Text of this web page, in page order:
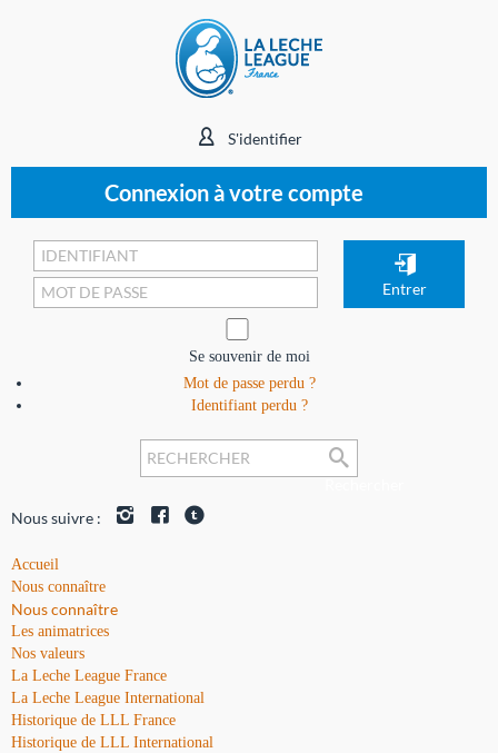
S'identifier
Connexion à votre compte
Se souvenir de moi
Mot de passe perdu ?
Identifiant perdu ?
Nous suivre :
Accueil
Nous connaître
Nous connaître
Les animatrices
Nos valeurs
La Leche League France
La Leche League International
Historique de LLL France
Historique de LLL International